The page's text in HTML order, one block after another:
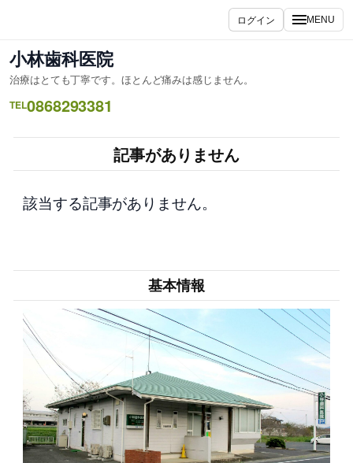
ス
キ
ッ
ログイン MENU
小林歯科医院
治療はとても丁寧です。ほとんど痛みは感じません。
TEL0868293381
記事がありません
該当する記事がありません。
基本情報